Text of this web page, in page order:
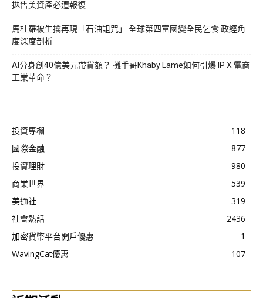
拋售美資產必遭報復
馬杜羅被生擒再現「石油詛咒」 全球第四富國變全民乞食 政經角
度深度剖析
AI分身創40億美元帶貨額？ 攤手哥Khaby Lame如何引爆 IP X 電商
工業革命？
投資專欄
118
國際金融
877
投資理財
980
商業世界
539
美通社
319
社會熱話
2436
加密貨幣平台開戶優惠
1
WavingCat優惠
107